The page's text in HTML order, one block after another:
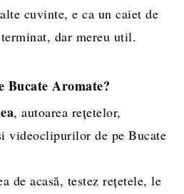
cuvinte, e ca un caiet de
dar mereu util.
Bucate Aromate?
, autoarea rețetelor,
videoclipurilor de pe Bucate
de acasă, testez rețetele, le